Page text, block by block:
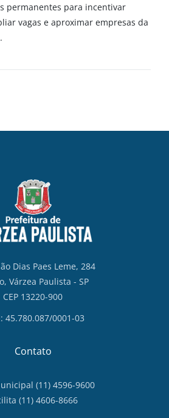
permanentes para incentivar
vagas e aproximar empresas da
Dias Paes Leme, 284
Várzea Paulista - SP
CEP 13220-900
45.780.087/0001-03
Contato
(11) 4596-9600
(11) 4606-8666